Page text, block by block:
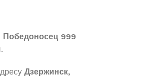
Победоносец 999
Дзержинск,